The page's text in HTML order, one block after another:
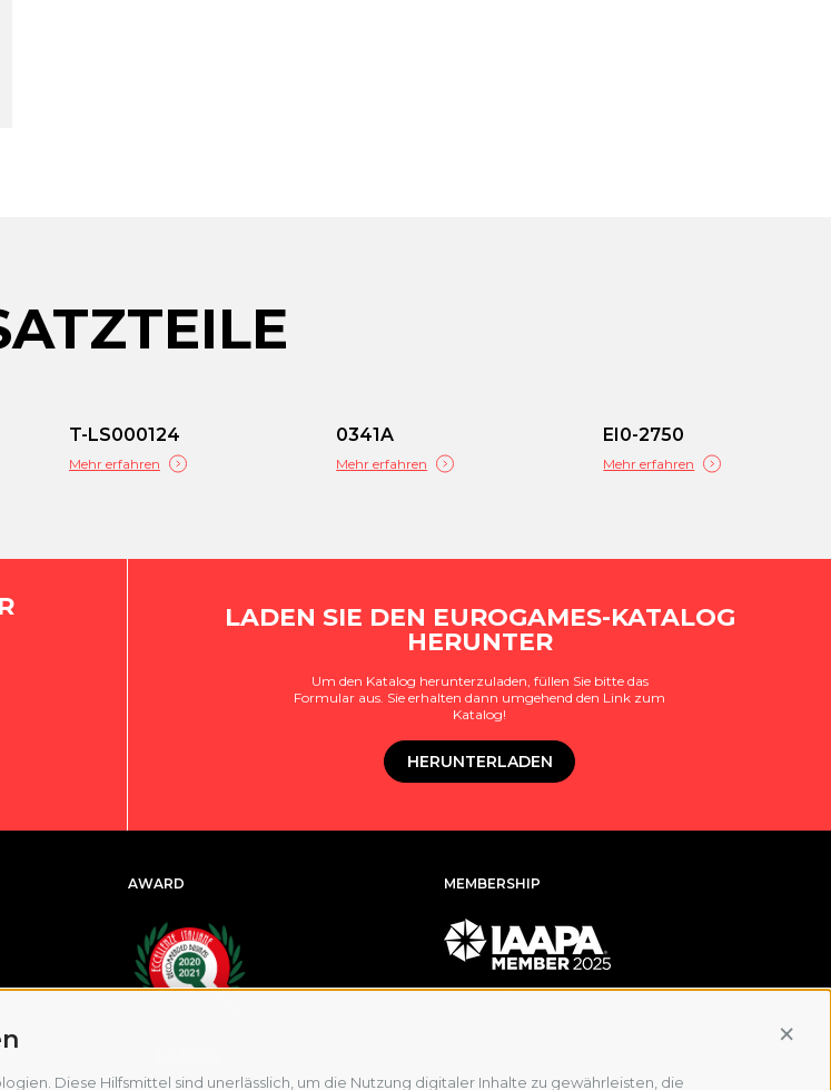
Diese Hilfsmittel sind unerlässlich, um die Nutzung digitaler Inhalte zu gewährleisten, die
T-LS000124
Mehr erfahren
0341A
Mehr erfahren
EI0-2750
Mehr erfahren
LADEN SIE DEN EUROGAMES-KATALOG
HERUNTER
Um den Katalog herunterzuladen, füllen Sie bitte das
Formular aus. Sie erhalten dann umgehend den Link zum
Katalog!
HERUNTERLADEN
AWARD MEMBERSHIP